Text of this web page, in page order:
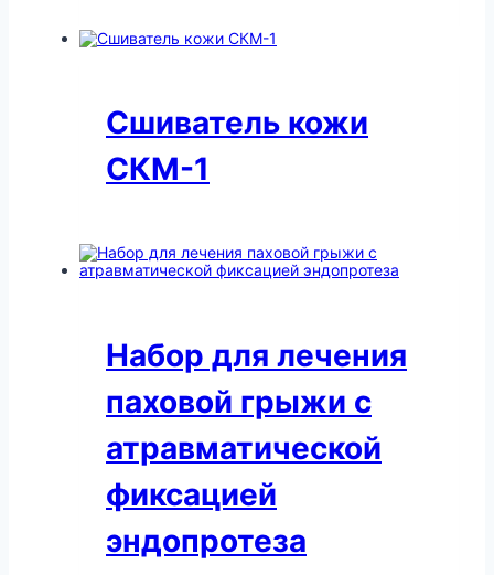
Сшиватель кожи
СКМ-1
Набор для лечения
паховой грыжи с
атравматической
фиксацией
эндопротеза